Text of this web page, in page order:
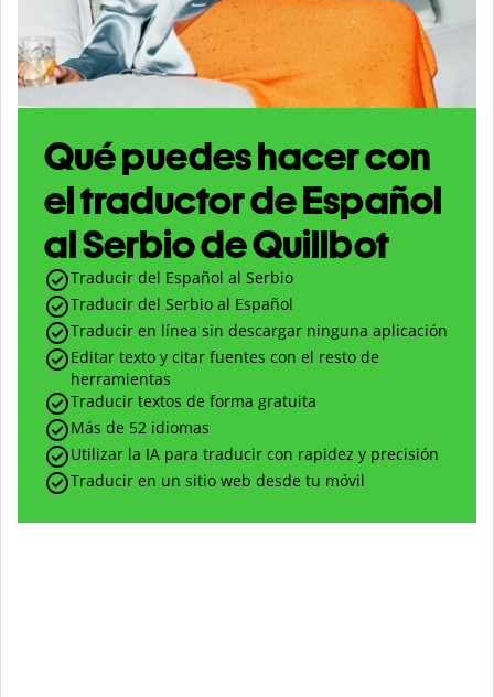
Qué puedes hacer con
el traductor de Español
al Serbio de Quillbot
Traducir del Español al Serbio
Traducir del Serbio al Español
Traducir en línea sin descargar ninguna aplicación
Editar texto y citar fuentes con el resto de
herramientas
Traducir textos de forma gratuita
Más de 52 idiomas
Utilizar la IA para traducir con rapidez y precisión
Traducir en un sitio web desde tu móvil